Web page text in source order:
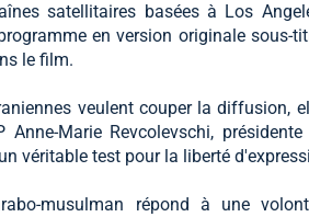
satellitaires basées à Los
en version originale sous-
le film.
veulent couper la diffusion,
Marie Revcolevschi,
véritable test pour la liberté
musulman répond à une